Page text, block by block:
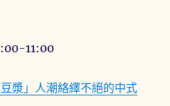
11:00
漿」人潮絡繹不絕的中式